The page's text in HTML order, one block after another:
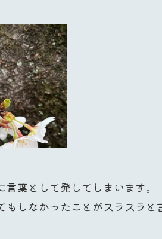
葉として発してしまいます。
しなかったことがスラスラと